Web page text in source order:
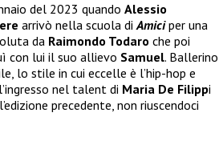
del 2023 quando Alessio
arrivò nella scuola diAmiciper una
da Raimondo Todaro che poi
con lui il suo allievo Samuel. Ballerino
lo stile in cui eccelle è l’hip-hop e
nel talent di Maria De Filippi
precedente, non riuscendoci